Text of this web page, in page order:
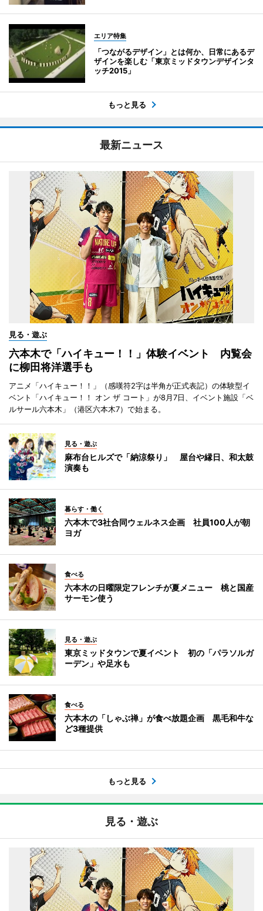
エリア特集
「つながるデザイン」とは何か、日常にあるデ
ザインを楽しむ「東京ミッドタウンデザインタ
ッチ2015」
もっと見る
最新ニュース
見る・遊ぶ
六本木で「ハイキュー！！」体験イベント 内覧会
に柳田将洋選手も
アニメ「ハイキュー！！」（感嘆符2字は半角が正式表記）の体験型イ
ベント「ハイキュー！！ オン ザ コート」が8月7日、イベント施設「ベ
ルサール六本木」（港区六本木7）で始まる。
見る・遊ぶ
麻布台ヒルズで「納涼祭り」 屋台や縁日、和太鼓
演奏も
暮らす・働く
六本木で3社合同ウェルネス企画 社員100人が朝
ヨガ
食べる
六本木の日曜限定フレンチが夏メニュー 桃と国産
サーモン使う
見る・遊ぶ
東京ミッドタウンで夏イベント 初の「パラソルガ
ーデン」や足水も
食べる
六本木の「しゃぶ禅」が食べ放題企画 黒毛和牛な
ど3種提供
もっと見る
見る・遊ぶ